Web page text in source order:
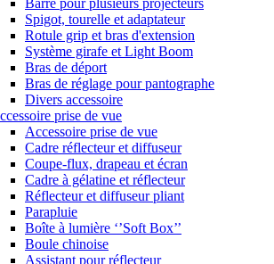
Barre pour plusieurs projecteurs
Spigot, tourelle et adaptateur
Rotule grip et bras d'extension
Système girafe et Light Boom
Bras de déport
Bras de réglage pour pantographe
Divers accessoire
prise de vue
Accessoire prise de vue
Cadre réflecteur et diffuseur
Coupe-flux, drapeau et écran
Cadre à gélatine et réflecteur
Réflecteur et diffuseur pliant
Parapluie
Boîte à lumière ‘’Soft Box’’
Boule chinoise
Assistant pour réflecteur